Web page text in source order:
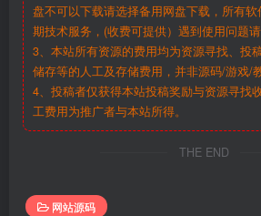
盘不可以下载请选择备用网盘下载，所有
期技术服务，(收费可提供）遇到使用问题
3、本站所有资源的费用均为资源寻找、投
储存等的人工及存储费用，并非源码/游戏/
4、投稿者仅获得本站投稿奖励与资源寻找
工费用为推广者与本站所得。
THE END
网站源码